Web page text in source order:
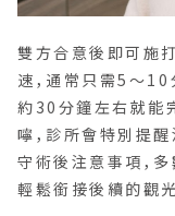
雙方合意後即可施
速，通常只需5〜10
約30分鐘左右就能
嚀，診所會特別提
守術後注意事項，
輕鬆銜接後續的觀